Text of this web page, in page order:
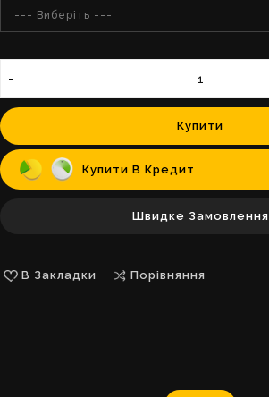
--- Виберіть ---
Купити
Купити В Кредит
Швидке Замовлення
В Закладки Порівняння